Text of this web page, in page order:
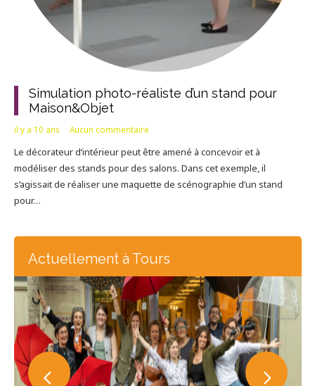
Simulation photo-réaliste d’un stand pour
Maison&Objet
il y a 10 ans Aucun commentaire
Le décorateur d’intérieur peut être amené à concevoir et à
modéliser des stands pour des salons. Dans cet exemple, il
s’agissait de réaliser une maquette de scénographie d’un stand
pour…
Actuellement à Tours